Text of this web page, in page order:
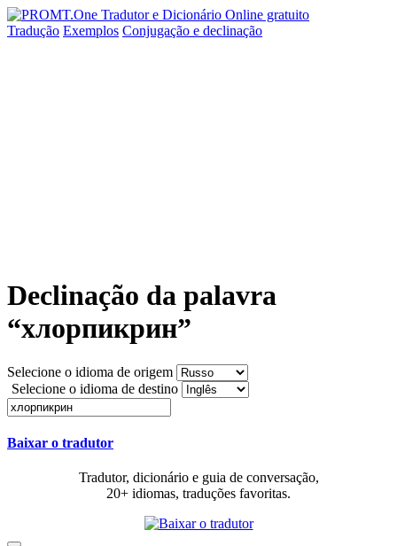
Tradução Exemplos Conjugação e declinação
Declinação da palavra
“хлорпикрин”
Selecione o idioma de origem
Selecione o idioma de destino
Baixar o tradutor
Tradutor, dicionário e guia de conversação,
20+ idiomas, traduções favoritas.